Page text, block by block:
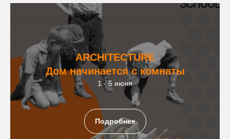
ARCHITECTURЕ
Дом начинается с комнаты
1 - 5 июня
Подробнее